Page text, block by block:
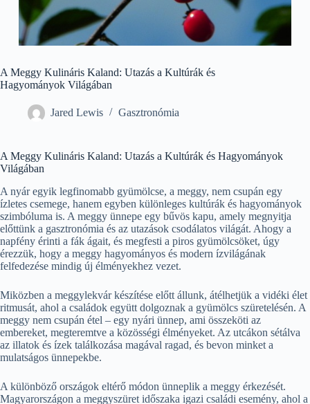
A Meggy Kulináris Kaland: Utazás a Kultúrák és
Hagyományok Világában
Jared Lewis Gasztronómia
A Meggy Kulináris Kaland: Utazás a Kultúrák és Hagyományok
Világában
A nyár egyik legfinomabb gyümölcse, a meggy, nem csupán egy
ízletes csemege, hanem egyben különleges kultúrák és hagyományok
szimbóluma is. A meggy ünnepe egy bűvös kapu, amely megnyitja
előttünk a gasztronómia és az utazások csodálatos világát. Ahogy a
napfény érinti a fák ágait, és megfesti a piros gyümölcsöket, úgy
érezzük, hogy a meggy hagyományos és modern ízvilágának
felfedezése mindig új élményekhez vezet.
Miközben a meggylekvár készítése előtt állunk, átélhetjük a vidéki élet
ritmusát, ahol a családok együtt dolgoznak a gyümölcs szüretelésén. A
meggy nem csupán étel – egy nyári ünnep, ami összeköti az
embereket, megteremtve a közösségi élményeket. Az utcákon sétálva
az illatok és ízek találkozása magával ragad, és bevon minket a
mulatságos ünnepekbe.
A különböző országok eltérő módon ünneplik a meggy érkezését.
Magyarországon a meggyszüret időszaka igazi családi esemény, ahol a